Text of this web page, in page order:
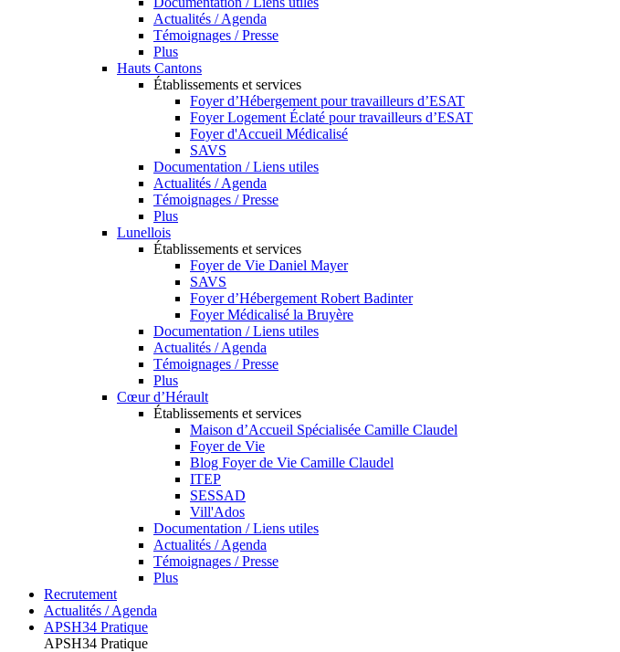
Actualités / Agenda
Témoignages / Presse
Plus
Hauts Cantons
Établissements et services
Foyer d’Hébergement pour travailleurs d’ESAT
Foyer Logement Éclaté pour travailleurs d’ESAT
Foyer d'Accueil Médicalisé
SAVS
Documentation / Liens utiles
Actualités / Agenda
Témoignages / Presse
Plus
Lunellois
Établissements et services
Foyer de Vie Daniel Mayer
SAVS
Foyer d’Hébergement Robert Badinter
Foyer Médicalisé la Bruyère
Documentation / Liens utiles
Actualités / Agenda
Témoignages / Presse
Plus
Cœur d’Hérault
Établissements et services
Maison d’Accueil Spécialisée Camille Claudel
Foyer de Vie
Blog Foyer de Vie Camille Claudel
ITEP
SESSAD
Vill'Ados
Documentation / Liens utiles
Actualités / Agenda
Témoignages / Presse
Plus
Recrutement
Actualités / Agenda
APSH34 Pratique
APSH34 Pratique